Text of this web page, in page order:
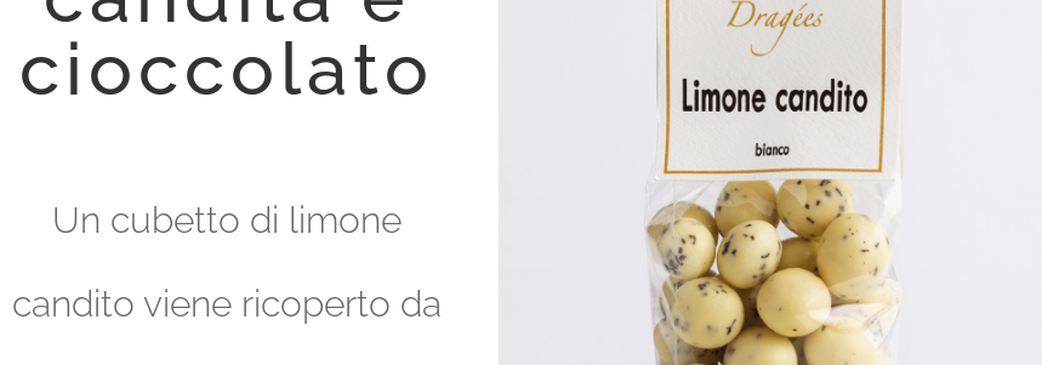
cioccolato
Un cubetto di limone
candito viene ricoperto da